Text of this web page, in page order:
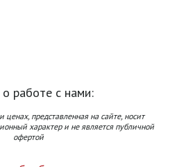
работе с нами:
представленная на сайте, носит
характер и не является публичной
офертой